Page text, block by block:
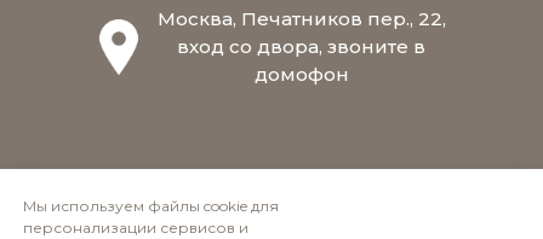
Москва, Печатников пер., 22,
вход со двора, звоните в
домофон
Мы используем файлы cookie для
персонализации сервисов и